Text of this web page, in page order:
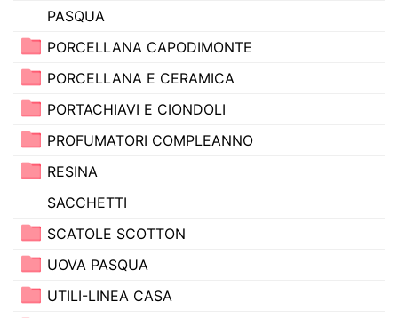
PASQUA
PORCELLANA CAPODIMONTE
PORCELLANA E CERAMICA
PORTACHIAVI E CIONDOLI
PROFUMATORI COMPLEANNO
RESINA
SACCHETTI
SCATOLE SCOTTON
UOVA PASQUA
UTILI-LINEA CASA